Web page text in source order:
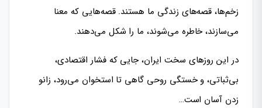
زخم‌ها، قصه‌های زندگی ما هستند. قصه‌هایی که معنا
می‌سازند، خاطره می‌شوند، ما را شکل می‌دهند.
در این روزهای سخت ایران، جایی که فشار اقتصادی،
بی‌ثباتی، و خستگی روحی گاهی تا استخوان می‌رود، زانو
زدن آسان است…